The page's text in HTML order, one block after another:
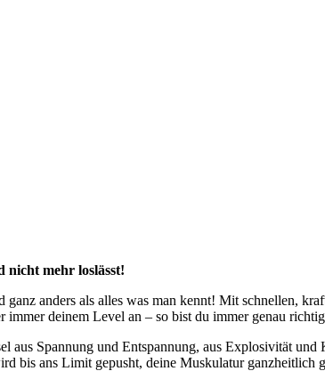
nicht mehr loslässt!
anders als alles was man kennt! Mit schnellen,
immer deinem Level an – so bist du immer genau
aus Spannung und Entspannung, aus Explosivität
bis ans Limit gepusht, deine Muskulatur ganzheitlich